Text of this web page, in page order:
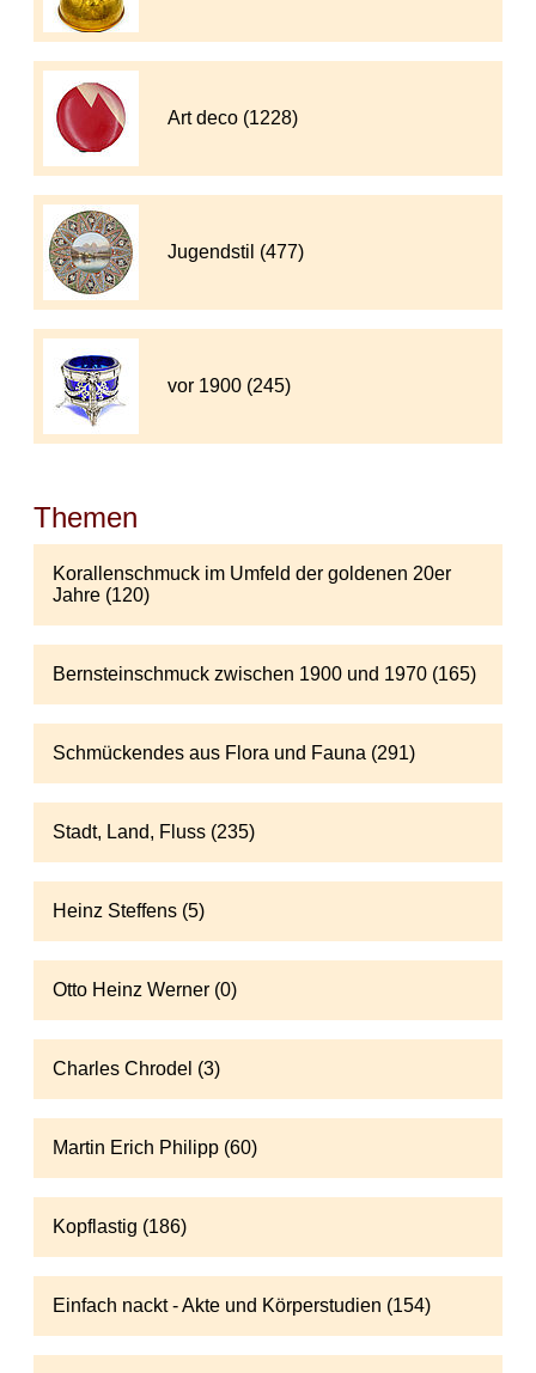
Art deco (1228)
Jugendstil (477)
vor 1900 (245)
Themen
Korallenschmuck im Umfeld der goldenen 20er
Jahre (120)
Bernsteinschmuck zwischen 1900 und 1970 (165)
Schmückendes aus Flora und Fauna (291)
Stadt, Land, Fluss (235)
Heinz Steffens (5)
Otto Heinz Werner (0)
Charles Chrodel (3)
Martin Erich Philipp (60)
Kopflastig (186)
Einfach nackt - Akte und Körperstudien (154)